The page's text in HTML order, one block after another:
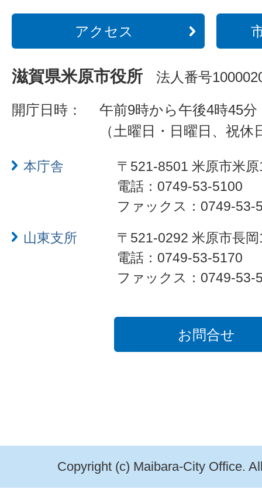
アクセス
滋賀県米原市役所 法人番号
開庁日時：
午前9時から午後4時45分
（土曜日・日曜日、祝
本庁舎
〒521-8501 米原市米
電話：0749-53-5100
ファックス：0749-53-
山東支所
〒521-0292 米原市長
電話：0749-53-5170
ファックス：0749-53-
お問合せ
Copyright (c) Maibara-City Office.